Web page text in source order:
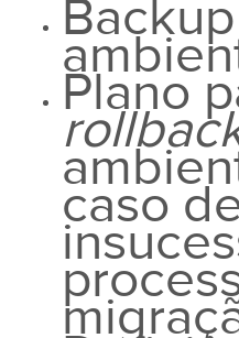
Plano
caso